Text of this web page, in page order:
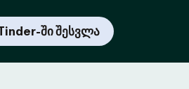
ში შესვლა